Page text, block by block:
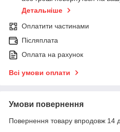
Детальніше
Оплатити частинами
Післяплата
Оплата на рахунок
Всі умови оплати
Умови повернення
Повернення товару впродовж 14